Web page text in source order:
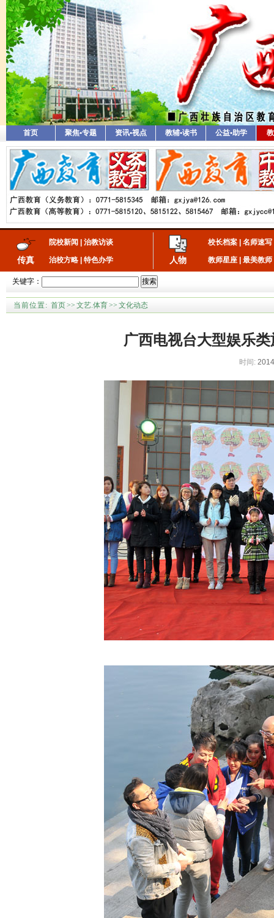
首页 聚焦•专题 资讯•视点 教辅•读书 公益•助学
传真
院校新闻 治教访谈
治校方略 特色办学 人物
校长档案 名师速写
教师星座 最美教师
关键字： 搜索
当前位置: 首页>> 文艺.体育>> 文化动态
广西电视台大型娱乐
时间: